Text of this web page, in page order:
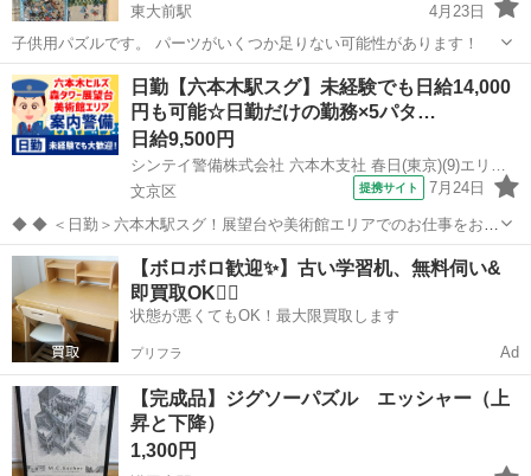
東大前駅
4月23日
子供用パズルです。 パーツがいくつか足りない可能性があります！
東京 文京区 東大前駅 パズル
日勤【六本木駅スグ】未経験でも日給14,000
円も可能☆日勤だけの勤務×5パタ…
日給9,500円
シンテイ警備株式会社 六本木支社 春日(東京)(9)エリア/A3203200117
文京区
提携サイト 7月24日
◆ ◆ ＜日勤＞六本木駅スグ！展望台や美術館エリアでのお仕事をお願
いします！ 六本木駅といえばの＼六本木ヒルズ／での勤務♪ 来館者・
関係者が安全に過ごせるよう 案内などをお願いします！ 基本的に室内
での勤務なので環境もバ...
東京 文京区 警備員
【ボロボロ歓迎✨】古い学習机、無料伺い&
即買取OK🙆‍♀️
状態が悪くてもOK！最大限買取します
プリフラ Ad
【完成品】ジグソーパズル エッシャー（上
昇と下降）
1,300円